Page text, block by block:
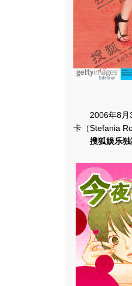
2006年8月30
卡（Stefania
搜狐娱乐